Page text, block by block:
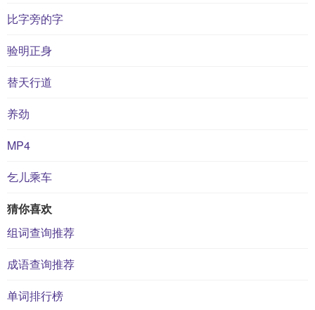
比字旁的字
验明正身
替天行道
养劲
MP4
乞儿乘车
猜你喜欢
组词查询推荐
成语查询推荐
单词排行榜